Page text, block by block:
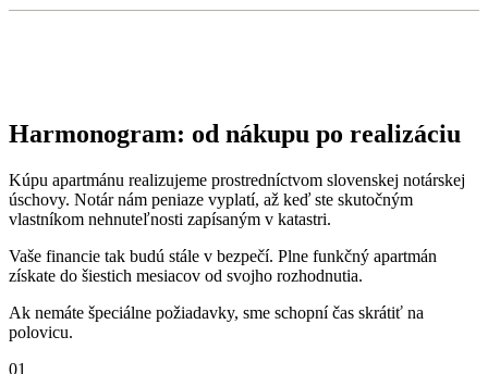
Harmonogram: od nákupu po realizáciu
Kúpu apartmánu realizujeme prostredníctvom slovenskej notárskej
úschovy. Notár nám peniaze vyplatí, až keď ste skutočným
vlastníkom nehnuteľnosti zapísaným v katastri.
Vaše financie tak budú stále v bezpečí. Plne funkčný apartmán
získate do šiestich mesiacov od svojho rozhodnutia.
Ak nemáte špeciálne požiadavky, sme schopní čas skrátiť na
polovicu.
01